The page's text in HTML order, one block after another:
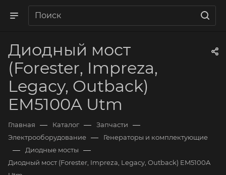
Диодный мост
(Forester, Impreza,
Legacy, Outback)
EM5100A Utm
Главная — Каталог — Запчасти —
Электрооборудование — Генераторы и комплектующие
— Диодные мосты —
Диодный мост (Forester, Impreza, Legacy, Outback) EM5100A